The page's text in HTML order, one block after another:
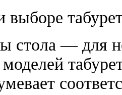
выборе
стола — для